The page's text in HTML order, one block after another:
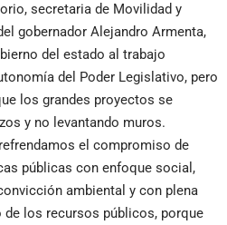
secretaria de Movilidad y
gobernador Alejandro Armenta,
del estado al trabajo
del Poder Legislativo, pero
los grandes proyectos se
y no levantando muros.
el compromiso de
públicas con enfoque social,
ambiental y con plena
los recursos públicos, porque